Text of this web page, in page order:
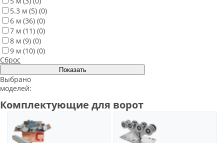
5.3 м (5) (0)
6 м (36) (0)
7 м (11) (0)
8 м (9) (0)
9 м (10) (0)
Сброс
Выбрано
моделей:
Комплектующие для ворот